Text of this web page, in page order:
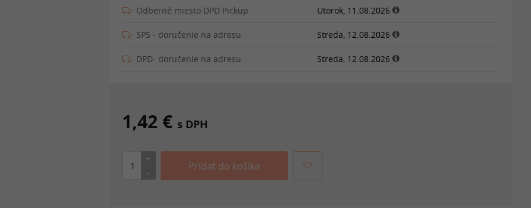
Odberné miesto DPD Pickup Utorok, 11.08.2026
SPS - doručenie na adresu Streda, 12.08.2026
DPD- doručenie na adresu Streda, 12.08.2026
1,42 € s DPH